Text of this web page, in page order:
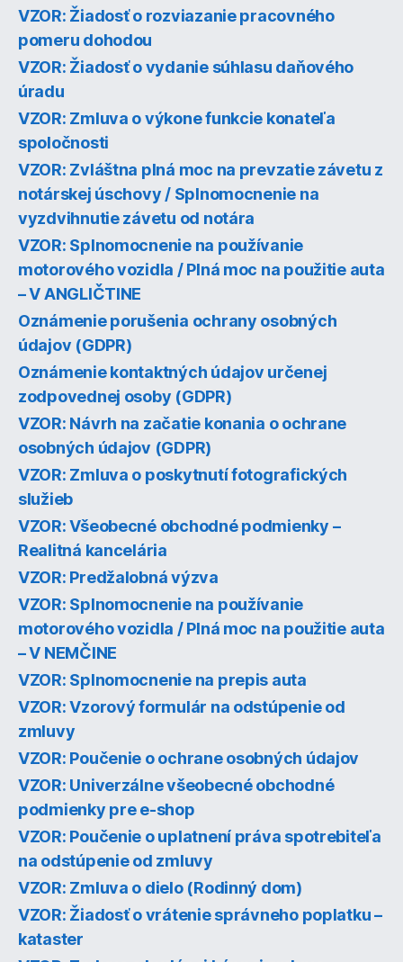
VZOR: Žiadosť o rozviazanie pracovného
pomeru dohodou
VZOR: Žiadosť o vydanie súhlasu daňového
úradu
VZOR: Zmluva o výkone funkcie konateľa
spoločnosti
VZOR: Zvláštna plná moc na prevzatie závetu z
notárskej úschovy / Splnomocnenie na
vyzdvihnutie závetu od notára
VZOR: Splnomocnenie na používanie
motorového vozidla / Plná moc na použitie auta
– V ANGLIČTINE
Oznámenie porušenia ochrany osobných
údajov (GDPR)
Oznámenie kontaktných údajov určenej
zodpovednej osoby (GDPR)
VZOR: Návrh na začatie konania o ochrane
osobných údajov (GDPR)
VZOR: Zmluva o poskytnutí fotografických
služieb
VZOR: Všeobecné obchodné podmienky –
Realitná kancelária
VZOR: Predžalobná výzva
VZOR: Splnomocnenie na používanie
motorového vozidla / Plná moc na použitie auta
– V NEMČINE
VZOR: Splnomocnenie na prepis auta
VZOR: Vzorový formulár na odstúpenie od
zmluvy
VZOR: Poučenie o ochrane osobných údajov
VZOR: Univerzálne všeobecné obchodné
podmienky pre e-shop
VZOR: Poučenie o uplatnení práva spotrebiteľa
na odstúpenie od zmluvy
VZOR: Zmluva o dielo (Rodinný dom)
VZOR: Žiadosť o vrátenie správneho poplatku –
kataster